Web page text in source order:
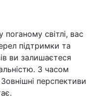
світлі, вас
підтримки та
ви залишаєтеся
З часом
перспективи